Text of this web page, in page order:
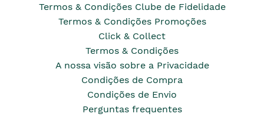
Termos & Condições Clube de Fidelidade
Termos & Condições Promoções
Click & Collect
Termos & Condições
A nossa visão sobre a Privacidade
Condições de Compra
Condições de Envio
Perguntas frequentes